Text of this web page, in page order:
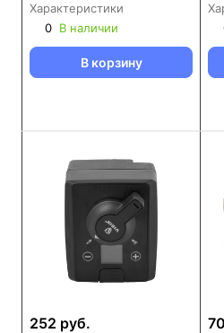
Характеристики
0 В наличии
В корзину
252 руб.